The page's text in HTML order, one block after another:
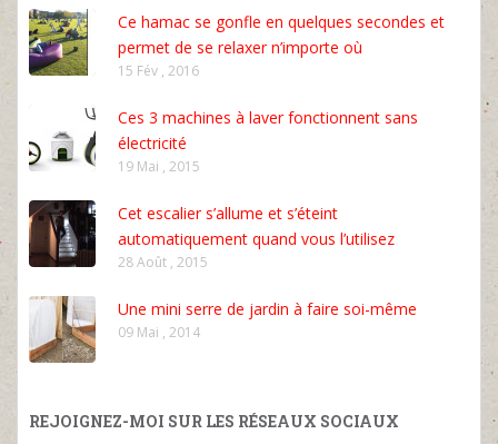
Ce hamac se gonfle en quelques secondes et
permet de se relaxer n’importe où
15 Fév , 2016
Ces 3 machines à laver fonctionnent sans
électricité
19 Mai , 2015
Cet escalier s’allume et s’éteint
automatiquement quand vous l’utilisez
28 Août , 2015
Une mini serre de jardin à faire soi-même
09 Mai , 2014
REJOIGNEZ-MOI SUR LES RÉSEAUX SOCIAUX